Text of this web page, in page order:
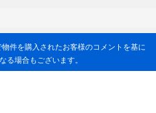
件を購入されたお客様のコメントを基に
る場合もございます。